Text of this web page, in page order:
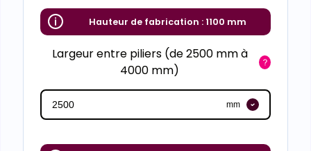
Hauteur de fabrication : 1100 mm
Largeur entre piliers (de 2500 mm à
4000 mm)
mm